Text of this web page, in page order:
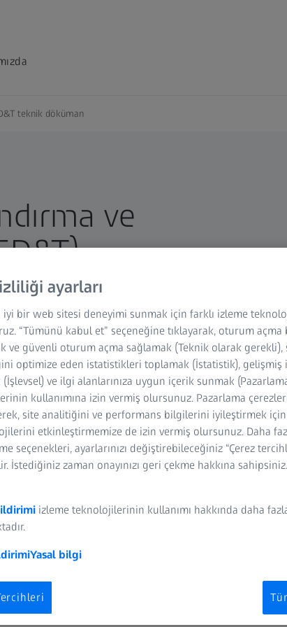
teknik döküman
ve
ve maliyetleri düşürün
makineleri çok yüksek hassasiyet derecelerine
ve geometrilerinde istenmeyen sapmalara maruz
artışlarını sınırlaması için üreticiler ve metroloji
nominal değere göre ne kadar sapmanın kabul edilebilir
kabul edilip dolayısıyla iyileştirme yapılmadan
ayarları
iyi bir web sitesi deneyimi sunmak için farklı izleme
“Tümünü kabul et” seçeneğine tıklayarak, oturum
ve güvenli oturum açma sağlamak (Teknik olarak gerekli),
optimize eden istatistikleri toplamak (İstatistik), gelişmiş
ve ilgi alanlarınıza uygun içerik sunmak
kullanımına izin vermiş olursunuz. Pazarlama
site analitiğini ve performans bilgilerini iyileştirmek için
etkinleştirmemize de izin vermiş olursunuz. Daha
seçenekleri, ayarlarınızı değiştirebileceğiniz “Çerez
İstediğiniz zaman onayınızı geri çekme hakkına sahipsiniz.
izleme teknolojilerinin kullanımı hakkında daha
Yasal bilgi